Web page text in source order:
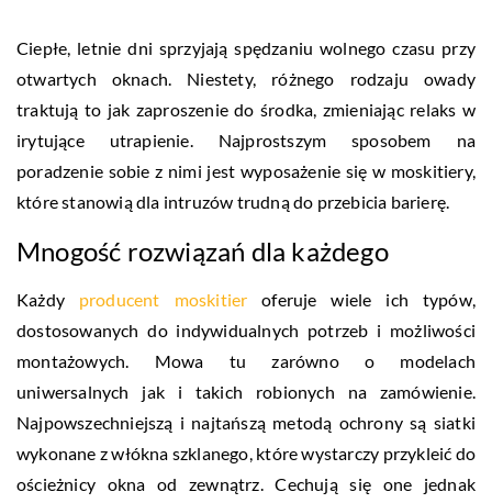
Ciepłe, letnie dni sprzyjają spędzaniu wolnego czasu przy
otwartych oknach. Niestety, różnego rodzaju owady
traktują to jak zaproszenie do środka, zmieniając relaks w
irytujące utrapienie. Najprostszym sposobem na
poradzenie sobie z nimi jest wyposażenie się w moskitiery,
które stanowią dla intruzów trudną do przebicia barierę.
Mnogość rozwiązań dla każdego
Każdy producent moskitier oferuje wiele ich typów,
dostosowanych do indywidualnych potrzeb i możliwości
montażowych. Mowa tu zarówno o modelach
uniwersalnych jak i takich robionych na zamówienie.
Najpowszechniejszą i najtańszą metodą ochrony są siatki
wykonane z włókna szklanego, które wystarczy przykleić do
ościeżnicy okna od zewnątrz. Cechują się one jednak